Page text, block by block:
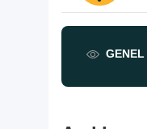
GENEL